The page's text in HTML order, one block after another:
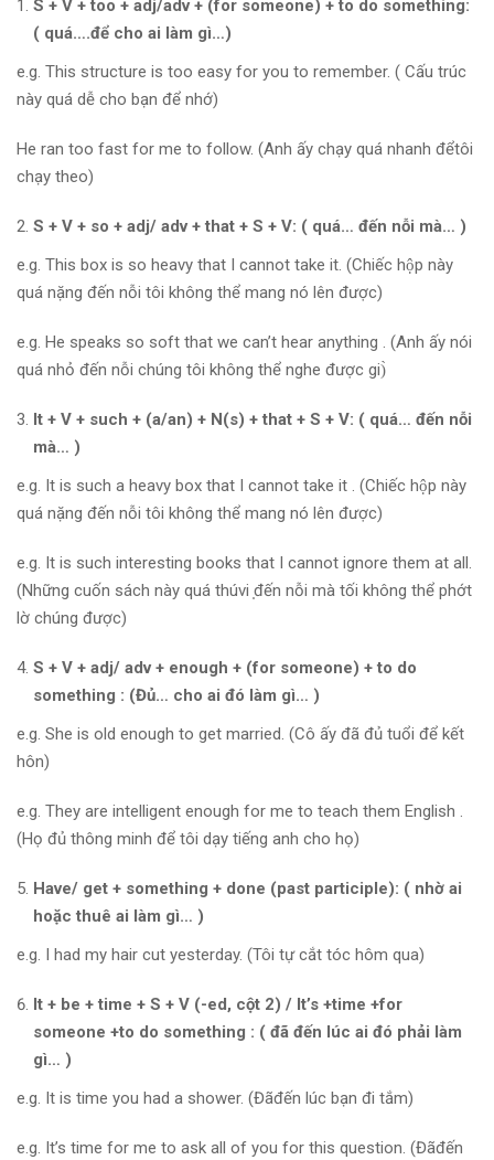
S + V + too + adj/adv + (for someone) + to do something:
( quá….để cho ai làm gì…)
e.g. This structure is too easy for you to remember. ( Cấu trúc
này quá dễ cho bạn để nhớ)
He ran too fast for me to follow. (Anh ấy chạy quá nhanh đểtôi
chạy theo)
S + V + so + adj/ adv + that + S + V: ( quá… đến nỗi mà… )
e.g. This box is so heavy that I cannot take it. (Chiếc hộp này
quá nặng đến nỗi tôi không thể mang nó lên được)
e.g. He speaks so soft that we can’t hear anything . (Anh ấy nói
quá nhỏ đến nỗi chúng tôi không thể nghe được gi)̀
It + V + such + (a/an) + N(s) + that + S + V: ( quá… đến nỗi
mà… )
e.g. It is such a heavy box that I cannot take it . (Chiếc hộp này
quá nặng đến nỗi tôi không thể mang nó lên được)
e.g. It is such interesting books that I cannot ignore them at all.
(Những cuốn sách này quá thúvi ̣đến nỗi mà tối không thể phớt
lờ chúng được)
S + V + adj/ adv + enough + (for someone) + to do
something : (Đủ… cho ai đó làm gì… )
e.g. She is old enough to get married. (Cô ấy đã đủ tuổi để kết
hôn)
e.g. They are intelligent enough for me to teach them English .
(Họ đủ thông minh để tôi dạy tiếng anh cho họ)
Have/ get + something + done (past participle): ( nhờ ai
hoặc thuê ai làm gì… )
e.g. I had my hair cut yesterday. (Tôi tự cắt tóc hôm qua)
It + be + time + S + V (-ed, cột 2) / It’s +time +for
someone +to do something : ( đã đến lúc ai đó phải làm
gì… )
e.g. It is time you had a shower. (Đãđến lúc bạn đi tắm)
e.g. It’s time for me to ask all of you for this question. (Đãđến